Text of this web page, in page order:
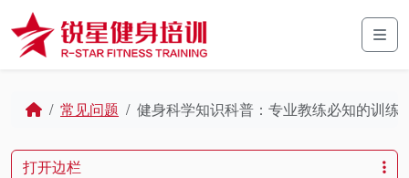
Skip to content
Skip to footer
Home常见问题 健身科学知识科普：专业教练必知的训练
打开边栏